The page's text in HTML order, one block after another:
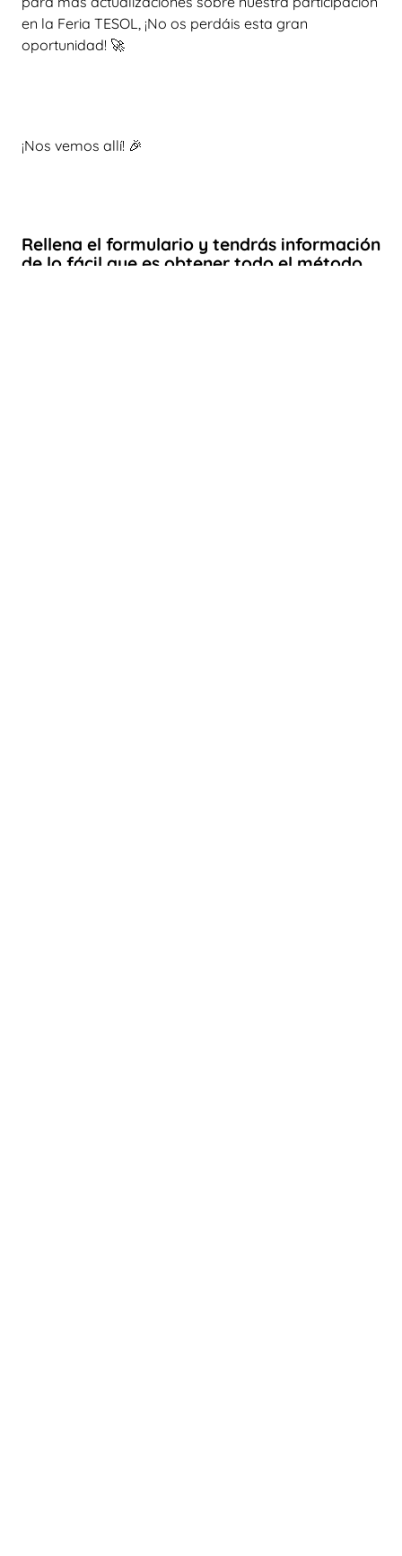
en la Feria TESOL, ¡No os perdáis esta gran
oportunidad! 🚀
¡Nos vemos allí! 🎉
Rellena el formulario y tendrás información
de lo fácil que es obtener todo el método